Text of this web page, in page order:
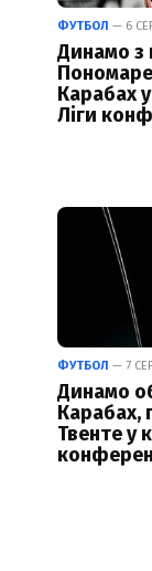
ФУТБОЛ — 6
Динамо з
Карабах у
Ліги
ФУТБОЛ — 7
Динамо
Карабах,
Твенте у